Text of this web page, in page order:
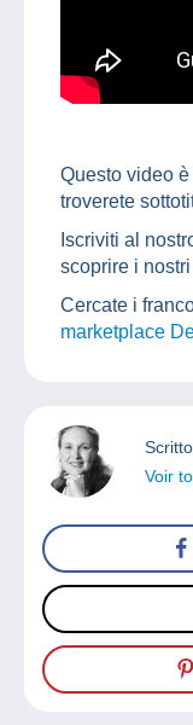
Questo video
troverete
Iscriviti al
scoprire i
Cercate i
marketplace
Voir